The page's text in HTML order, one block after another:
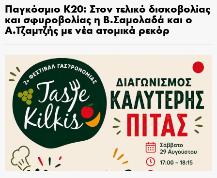
Παγκόσμιο Κ20: Στον τελικό δισκοβολίας
και σφυροβολίας η Β.Σαμολαδά και ο
Α.Τζαμτζής με νέα ατομικά ρεκόρ